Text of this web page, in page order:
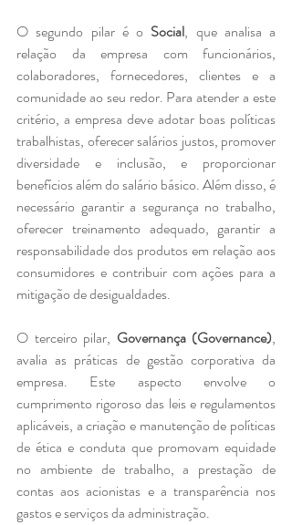
O segundo pilar é o Social, que analisa a
relação da empresa com funcionários,
colaboradores, fornecedores, clientes e a
comunidade ao seu redor. Para atender a este
critério, a empresa deve adotar boas políticas
trabalhistas, oferecer salários justos, promover
diversidade e inclusão, e proporcionar
benefícios além do salário básico. Além disso, é
necessário garantir a segurança no trabalho,
oferecer treinamento adequado, garantir a
responsabilidade dos produtos em relação aos
consumidores e contribuir com ações para a
mitigação de desigualdades.
O terceiro pilar, Governança (Governance),
avalia as práticas de gestão corporativa da
empresa. Este aspecto envolve o
cumprimento rigoroso das leis e regulamentos
aplicáveis, a criação e manutenção de políticas
de ética e conduta que promovam equidade
no ambiente de trabalho, a prestação de
contas aos acionistas e a transparência nos
gastos e serviços da administração.